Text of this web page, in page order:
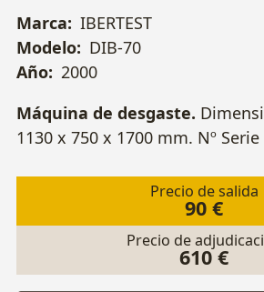
Marca: IBERTEST
Modelo: DIB-70
Año: 2000
Máquina de desgaste.
1130 x 750 x 1700 mm. Nº Serie
Precio de salida
90 €
Precio de
610 €